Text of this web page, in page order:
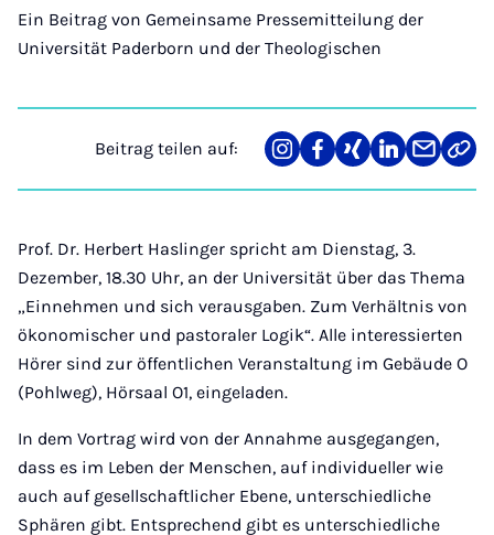
Ein Beitrag von Gemeinsame Pressemitteilung der
Universität Paderborn und der Theologischen
Beitrag teilen auf:
Teilen
auf
Teilen
auf
Teilen
auf
Teilen
auf
Teilen
über
Link
Prof. Dr. Herbert Haslinger spricht am Dienstag, 3.
Dezember, 18.30 Uhr, an der Universität über das Thema
„Einnehmen und sich verausgaben. Zum Verhältnis von
ökonomischer und pastoraler Logik“. Alle interessierten
Hörer sind zur öffentlichen Veranstaltung im Gebäude O
(Pohlweg), Hörsaal O1, eingeladen.
In dem Vortrag wird von der Annahme ausgegangen,
dass es im Leben der Menschen, auf individueller wie
auch auf gesellschaftlicher Ebene, unterschiedliche
Sphären gibt. Entsprechend gibt es unterschiedliche